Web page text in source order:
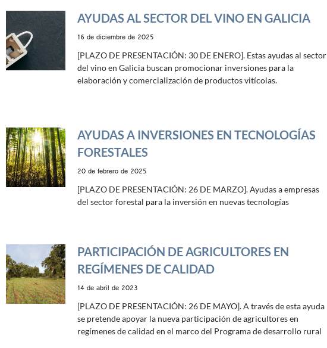
AYUDAS AL SECTOR DEL VINO EN GALICIA
16 de diciembre de 2025
[PLAZO DE PRESENTACIÓN: 30 DE ENERO]. Estas ayudas al sector
del vino en Galicia buscan promocionar inversiones para la
elaboración y comercialización de productos vitícolas.
AYUDAS A INVERSIONES EN TECNOLOGÍAS
FORESTALES
20 de febrero de 2025
[PLAZO DE PRESENTACIÓN: 26 DE MARZO]. Ayudas a empresas
del sector forestal para la inversión en nuevas tecnologías
PARTICIPACIÓN DE AGRICULTORES EN
REGÍMENES DE CALIDAD
14 de abril de 2023
[PLAZO DE PRESENTACIÓN: 26 DE MAYO]. A través de esta ayuda
se pretende apoyar la nueva participación de agricultores en
regímenes de calidad en el marco del Programa de desarrollo rural